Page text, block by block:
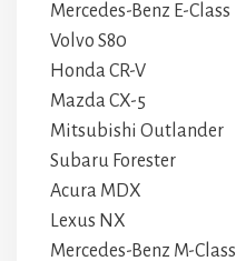
Mercedes-Benz E-Class
Volvo S80
Honda CR-V
Mazda CX-5
Mitsubishi Outlander
Subaru Forester
Acura MDX
Lexus NX
Mercedes-Benz M-Class